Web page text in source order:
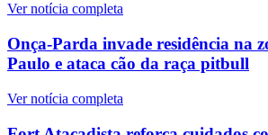
Ver notícia completa
Onça-Parda invade residência na
Paulo e ataca cão da raça pitbull
Ver notícia completa